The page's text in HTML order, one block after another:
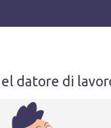
datore di